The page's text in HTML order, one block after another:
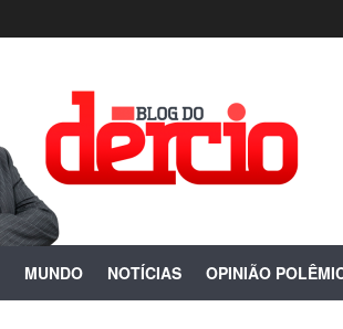
MUNDO NOTÍCIAS OPINIÃO